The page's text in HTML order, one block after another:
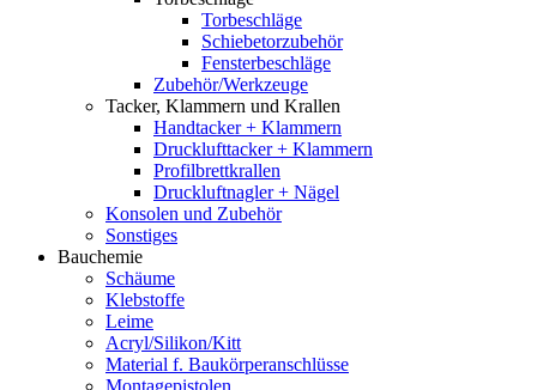
Torbeschläge
Schiebetorzubehör
Fensterbeschläge
Zubehör/Werkzeuge
Tacker, Klammern und Krallen
Handtacker + Klammern
Drucklufttacker + Klammern
Profilbrettkrallen
Druckluftnagler + Nägel
Konsolen und Zubehör
Sonstiges
Bauchemie
Schäume
Klebstoffe
Leime
Acryl/Silikon/Kitt
Material f. Baukörperanschlüsse